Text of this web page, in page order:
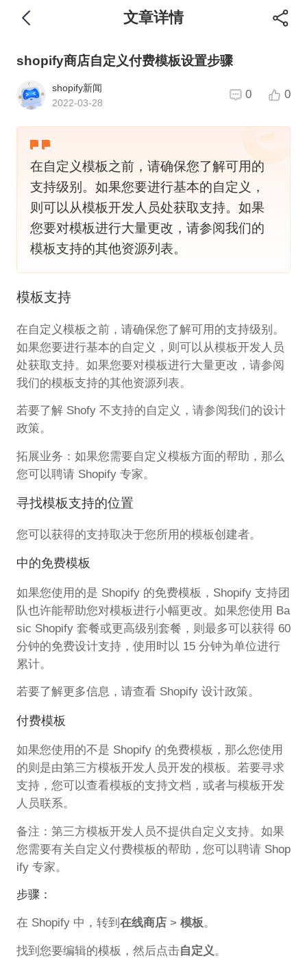
文章详情
shopify商店自定义付费模板设置步骤
shopify新闻
2022-03-28
0 0
在自定义模板之前，请确保您了解可用的
支持级别。如果您要进行基本的自定义，
则可以从模板开发人员处获取支持。如果
您要对模板进行大量更改，请参阅我们的
模板支持的其他资源列表。
模板支持
在自定义模板之前，请确保您了解可用的支持级别。
如果您要进行基本的自定义，则可以从模板开发人员
处获取支持。如果您要对模板进行大量更改，请参阅
我们的模板支持的其他资源列表。
若要了解 Shofy 不支持的自定义，请参阅我们的设计
政策。
拓展业务：如果您需要自定义模板方面的帮助，那么
您可以聘请 Shopify 专家。
寻找模板支持的位置
您可以获得的支持取决于您所用的模板创建者。
中的免费模板
如果您使用的是 Shopify 的免费模板，Shopify 支持团
队也许能帮助您对模板进行小幅更改。如果您使用 Ba
sic Shopify 套餐或更高级别套餐，则最多可以获得 60
分钟的免费设计支持，使用时以 15 分钟为单位进行
累计。
若要了解更多信息，请查看 Shopify 设计政策。
付费模板
如果您使用的不是 Shopify 的免费模板，那么您使用
的则是由第三方模板开发人员开发的模板。若要寻求
支持，您可以查看模板的支持文档，或者与模板开发
人员联系。
备注：第三方模板开发人员不提供自定义支持。如果
您需要有关自定义付费模板的帮助，您可以聘请 Shop
ify 专家。
步骤：
在 Shopify 中，转到 在线商店> 模板。
找到您要编辑的模板，然后点击自定义 。